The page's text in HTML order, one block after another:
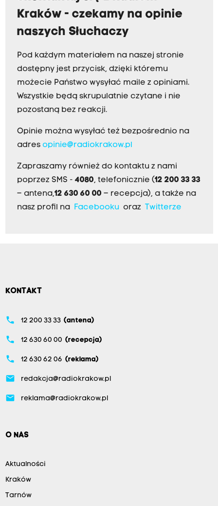
Kraków - czekamy na opinie
naszych Słuchaczy
Pod każdym materiałem na naszej stronie
dostępny jest przycisk, dzięki któremu
możecie Państwo wysyłać maile z opiniami.
Wszystkie będą skrupulatnie czytane i nie
pozostaną bez reakcji.
Opinie można wysyłać też bezpośrednio na
adres opinie@radiokrakow.pl
Zapraszamy również do kontaktu z nami
poprzez SMS - 4080, telefonicznie (12 200 33 33
– antena,12 630 60 00 – recepcja), a także na
nasz profil na Facebookuoraz Twitterze
KONTAKT
phone 12 200 33 33 (antena)
phone 12 630 60 00 (recepcja)
phone 12 630 62 06 (reklama)
email redakcja@radiokrakow.pl
email reklama@radiokrakow.pl
O NAS
Aktualności
Kraków
Tarnów